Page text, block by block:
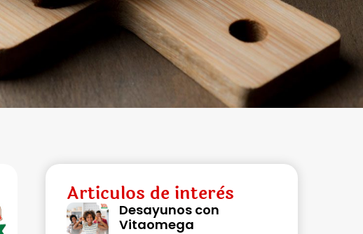
Articulos de interès
Desayunos con
Vitaomega